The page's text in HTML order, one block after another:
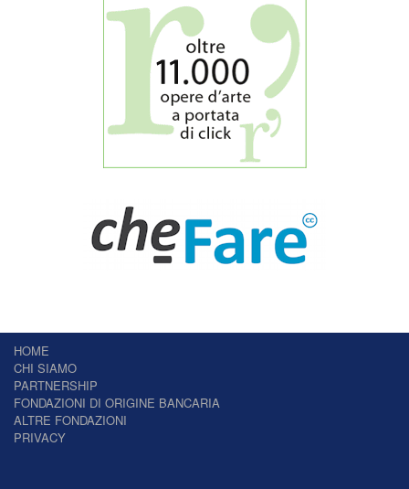
HOME
CHI SIAMO
PARTNERSHIP
FONDAZIONI DI ORIGINE BANCARIA
ALTRE FONDAZIONI
PRIVACY